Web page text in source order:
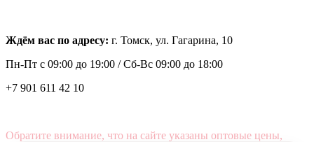
Ждём вас по адресу: г. Томск, ул. Гагарина, 10
Пн-Пт с 09:00 до 19:00 /Сб-Вс 09:00 до 18:00
+7 901 611 42 10
Обратите внимание, что на сайте указаны оптовые цены,